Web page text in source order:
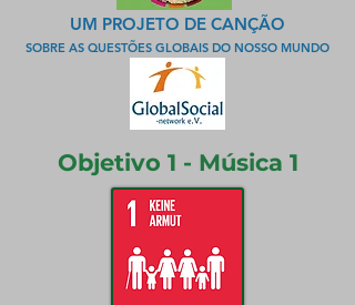
UM PROJETO DE CANÇÃO
SOBRE AS QUESTÕES GLOBAIS DO NOSSO MUNDO
Objetivo 1 - Música 1